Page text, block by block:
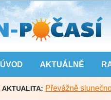
ÚVOD AKTUÁLNĚ
AKTUALITA: Převážně